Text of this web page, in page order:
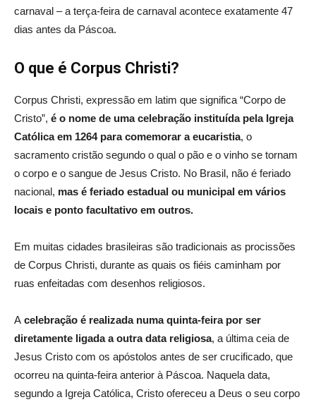
carnaval – a terça-feira de carnaval acontece exatamente 47
dias antes da Páscoa.
O que é Corpus Christi?
Corpus Christi, expressão em latim que significa “Corpo de
Cristo”, é o nome de uma celebração instituída pela Igreja
Católica em 1264 para comemorar a eucaristia, o
sacramento cristão segundo o qual o pão e o vinho se tornam
o corpo e o sangue de Jesus Cristo. No Brasil, não é feriado
nacional, mas é feriado estadual ou municipal em vários
locais e ponto facultativo em outros.
Em muitas cidades brasileiras são tradicionais as procissões
de Corpus Christi, durante as quais os fiéis caminham por
ruas enfeitadas com desenhos religiosos.
A celebração é realizada numa quinta-feira por ser
diretamente ligada a outra data religiosa, a última ceia de
Jesus Cristo com os apóstolos antes de ser crucificado, que
ocorreu na quinta-feira anterior à Páscoa. Naquela data,
segundo a Igreja Católica, Cristo ofereceu a Deus o seu corpo